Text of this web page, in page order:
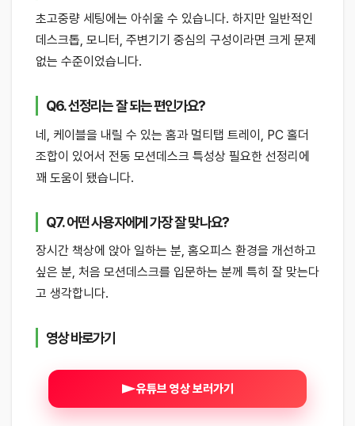
초고중량 세팅에는 아쉬울 수 있습니다. 하지만 일반적인
데스크톱, 모니터, 주변기기 중심의 구성이라면 크게 문제
없는 수준이었습니다.
Q6. 선정리는 잘 되는 편인가요?
네, 케이블을 내릴 수 있는 홈과 멀티탭 트레이, PC 홀더
조합이 있어서 전동 모션데스크 특성상 필요한 선정리에
꽤 도움이 됐습니다.
Q7. 어떤 사용자에게 가장 잘 맞나요?
장시간 책상에 앉아 일하는 분, 홈오피스 환경을 개선하고
싶은 분, 처음 모션데스크를 입문하는 분께 특히 잘 맞는다
고 생각합니다.
영상 바로가기
유튜브 영상 보러가기